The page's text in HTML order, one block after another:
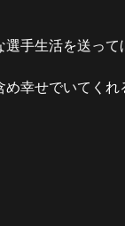
手生活を送って
幸せでいてくれ